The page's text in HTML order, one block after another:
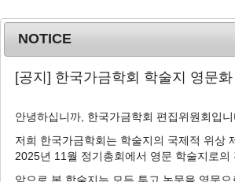
MENU
Korean J. Poult. Sci. 2022;
49(3 ):145-156
pISSN: 1225-6625, eISSN: 2287-5387
NOTICE
[공지] 한국가금학회 학술지 영문
안녕하십니까, 한국가금학회 편집위원회입니
저희 한국가금학회는 학술지의 국제적 위상
2025년 11월 정기총회에서 영문 학술지로